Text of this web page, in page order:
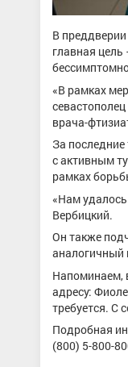
В
главная цель
«В рамках
врача-
За последние
с активным
рамках
«Нам удалось
Вербицкий.
Он также
аналогичный
Напоминаем,
адресу:
требуется. С
Подробная
(800) 5-800-